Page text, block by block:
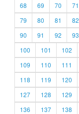
68
69 70 71
79
80 81 82
90
91 92 93
100
101 102
109
110 111
118
119 120
127
128 129
136
137 138